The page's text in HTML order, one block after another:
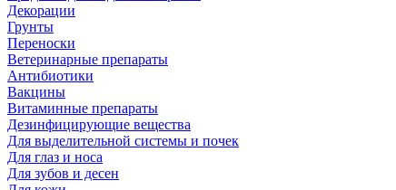
Декорации
Грунты
Переноски
Ветеринарные препараты
Антибиотики
Вакцины
Витаминные препараты
Дезинфицирующие вещества
Для выделительной системы и почек
Для глаз и носа
Для зубов и десен